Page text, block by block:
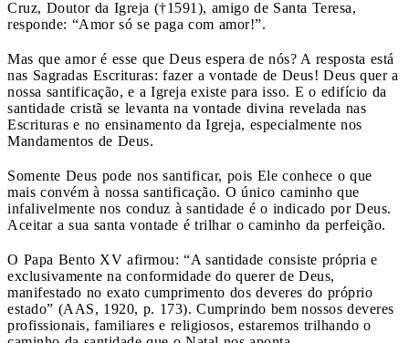
Cruz, Doutor da Igreja (†1591), amigo de Santa Teresa,
responde: “Amor só se paga com amor!”.
Mas que amor é esse que Deus espera de nós? A resposta está
nas Sagradas Escrituras: fazer a vontade de Deus! Deus quer a
nossa santificação, e a Igreja existe para isso. E o edifício da
santidade cristã se levanta na vontade divina revelada nas
Escrituras e no ensinamento da Igreja, especialmente nos
Mandamentos de Deus.
Somente Deus pode nos santificar, pois Ele conhece o que
mais convém à nossa santificação. O único caminho que
infalivelmente nos conduz à santidade é o indicado por Deus.
Aceitar a sua santa vontade é trilhar o caminho da perfeição.
O Papa Bento XV afirmou: “A santidade consiste própria e
exclusivamente na conformidade do querer de Deus,
manifestado no exato cumprimento dos deveres do próprio
estado” (AAS, 1920, p. 173). Cumprindo bem nossos deveres
profissionais, familiares e religiosos, estaremos trilhando o